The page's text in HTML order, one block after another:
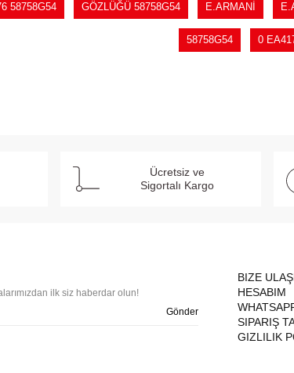
58758G54 GÖZLÜĞÜ 58758G54 E.ARMANİ
58758G54 0
Ücretsiz ve
Sigortalı Kargo
ilk siz haberdar olun!
Gönder
BIZE
HESABIM
SIPARIŞ
GIZLILIK